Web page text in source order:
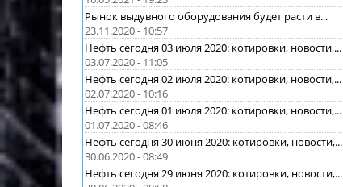
Рынок выдувного оборудования будет расти в...
23.11.2020 - 10:57
Нефть сегодня 03 июля 2020: котировки, новости,...
03.07.2020 - 11:05
Нефть сегодня 02 июля 2020: котировки, новости,...
02.07.2020 - 10:16
Нефть сегодня 01 июля 2020: котировки, новости,...
01.07.2020 - 08:46
Нефть сегодня 30 июня 2020: котировки, новости,...
30.06.2020 - 08:49
Нефть сегодня 29 июня 2020: котировки, новости,...